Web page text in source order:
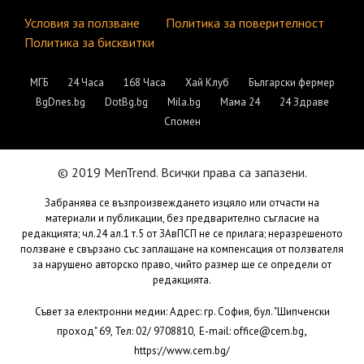
Условия за ползване
Политика за поверителност
Политика за бисквитки
МГБ 24 Часа 168 Часа Хай Клуб
Български фермер
BgDnes.bg
DotBg.bg Mila.bg Мама 24
24 Здраве
Спомен
© 2019 MenTrend. Всички права са запазени.
Забранява се възпроизвеждането изцяло или отчасти на
материали и публикации, без предварително съгласие на
редакцията; чл.24 ал.1 т.5 от ЗАвПСП не се прилага; неразрешеното
ползване е свързано със заплащане на компенсация от ползвателя
за нарушено авторско право, чийто размер ще се определи от
редакцията.
Съвет за електронни медии: Адрес: гр. София, бул. "Шипченски
проход" 69, Тел: 02/ 9708810, E-mail:office@cem.bg,
https://www.cem.bg/